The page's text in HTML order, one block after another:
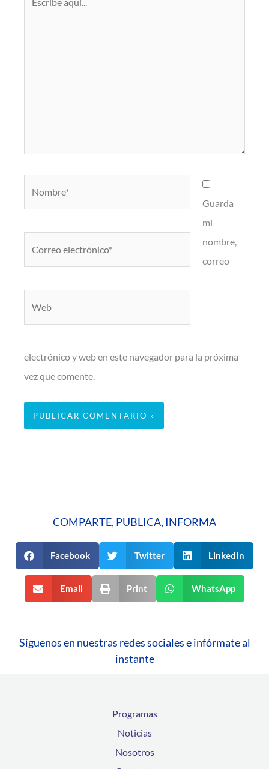
Guarda
mi
nombre,
correo
electrónico y web en este navegador para la próxima
vez que comente.
COMPARTE, PUBLICA, INFORMA
Facebook Twitter LinkedIn
Email Print WhatsApp
Síguenos en nuestras redes sociales e infórmate al
instante
Programas
Noticias
Nosotros